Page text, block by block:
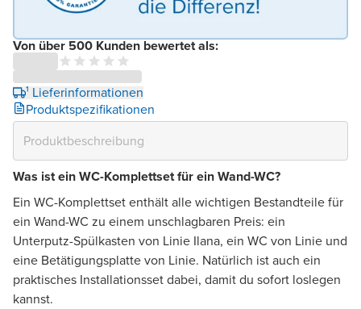
Von über 500 Kunden bewertet als:
¹ Lieferinformationen
Produktspezifikationen
Was ist ein WC-Komplettset für ein Wand-WC?
Ein WC-Komplettset enthält alle wichtigen Bestandteile für
ein Wand-WC zu einem unschlagbaren Preis: ein
Unterputz-Spülkasten von Linie Ilana, ein WC von Linie und
eine Betätigungsplatte von Linie. Natürlich ist auch ein
praktisches Installationsset dabei, damit du sofort loslegen
kannst.